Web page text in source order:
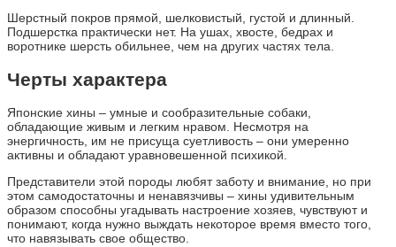
Шерстный покров прямой, шелковистый, густой и длинный.
Подшерстка практически нет. На ушах, хвосте, бедрах и
воротнике шерсть обильнее, чем на других частях тела.
Черты характера
Японские хины – умные и сообразительные собаки,
обладающие живым и легким нравом. Несмотря на
энергичность, им не присуща суетливость – они умеренно
активны и обладают уравновешенной психикой.
Представители этой породы любят заботу и внимание, но при
этом самодостаточны и ненавязчивы – хины удивительным
образом способны угадывать настроение хозяев, чувствуют и
понимают, когда нужно выждать некоторое время вместо того,
что навязывать свое общество.